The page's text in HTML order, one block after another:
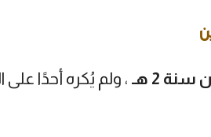
، ولم يُكره أحدًا